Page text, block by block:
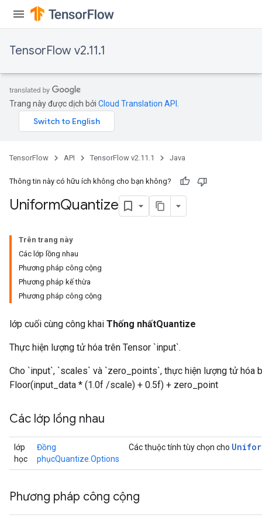
TensorFlow v2.11.1
Trang này được dịch bởi Cloud Translation API
TensorFlow API TensorFlow v2.11.1 Java
Thông tin này có hữu ích không cho bạn không?
UniformQuantize
Trên trang này
Các lớp lồng nhau
Phương pháp công cộng
Phương pháp kế thừa
Phương pháp công cộng
lớp cuối cùng công khai Thống nhấtQuantize
Thực hiện lượng tử hóa trên Tensor `input`.
Cho `input`, `scales` và `zero_points`, thực hiện lượng tử hóa
Floor(input_data * (1.0f /scale) + 0.5f) + zero_point
Các lớp lồng nhau
lớp
học
Đồng
phụcQuantize.Options
Các thuộc tính tùy chọn cho
Phương pháp công cộng